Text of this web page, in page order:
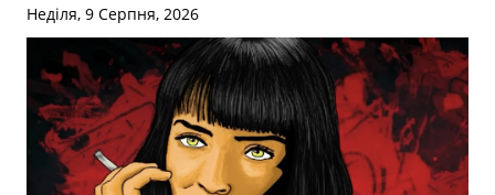
Неділя, 9 Серпня, 2026